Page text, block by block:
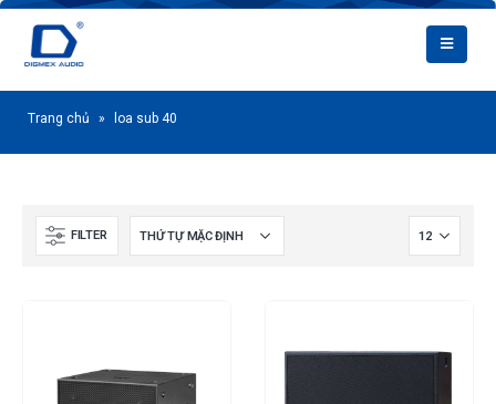
Trang chủ » loa sub 40
FILTER